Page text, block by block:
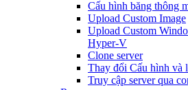
Cấu hình băng thông
Upload Custom Image
Upload Custom
Hyper-V
Clone server
Thay đổi Cấu hình và
Truy cập server qua